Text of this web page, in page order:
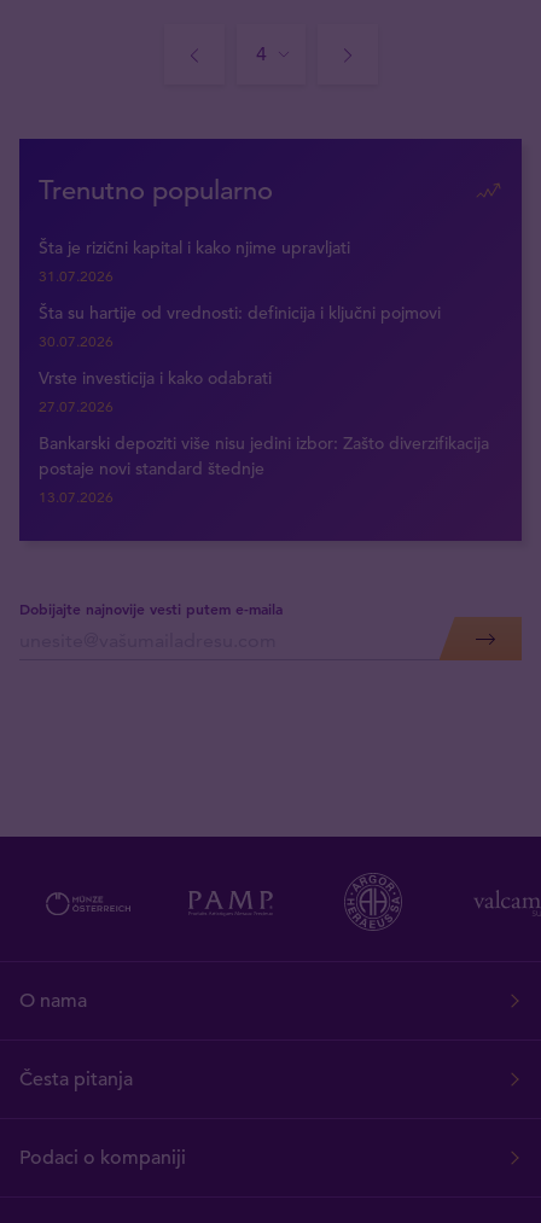
Trenutno popularno
Šta je rizični kapital i kako njime upravljati
31.07.2026
Šta su hartije od vrednosti: definicija i ključni pojmovi
30.07.2026
Vrste investicija i kako odabrati
27.07.2026
Bankarski depoziti više nisu jedini izbor: Zašto diverzifikacija
postaje novi standard štednje
13.07.2026
Dobijajte najnovije vesti putem e-maila
O nama
Česta pitanja
Podaci o kompaniji